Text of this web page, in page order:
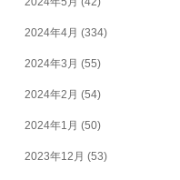
2024年4月 (334)
2024年3月 (55)
2024年2月 (54)
2024年1月 (50)
2023年12月 (53)